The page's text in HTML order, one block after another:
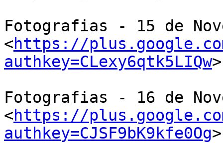
Fotografias - 15 de
<https://plus.google.com/
authkey=CLexy6qtk5LIQw>
Fotografias - 16 de
<https://plus.google.com/
authkey=CJSF9bK9kfe0Og>